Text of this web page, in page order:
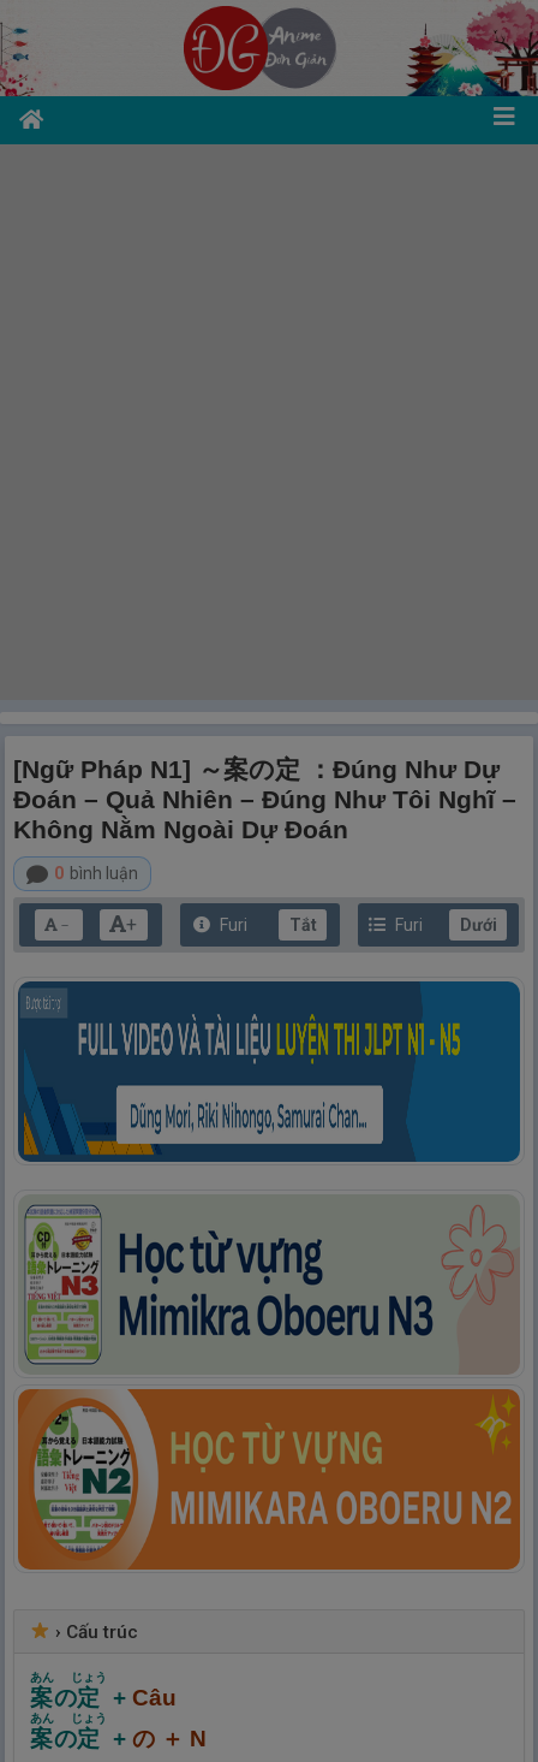
[Ngữ Pháp N1] ～案の定 ：Đúng Như Dự
Đoán – Quả Nhiên – Đúng Như Tôi Nghĩ –
Không Nằm Ngoài Dự Đoán
0 bình luận
－ + Furi Tắt Furi Dưới
› Cấu trúc
案
あん
の定
じょう
+Câu
案
あん
の定
じょう
+の ＋ N